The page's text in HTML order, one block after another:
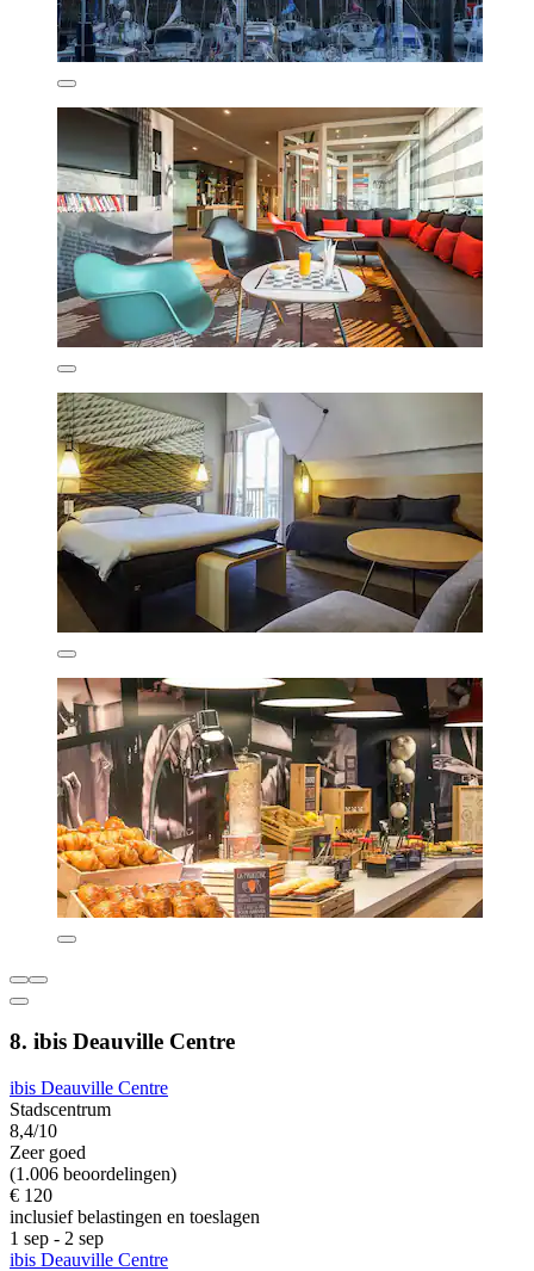
8. ibis Deauville Centre
ibis Deauville Centre
Stadscentrum
8,4/10
Zeer goed
(1.006 beoordelingen)
€ 120
inclusief belastingen en toeslagen
1 sep - 2 sep
ibis Deauville Centre